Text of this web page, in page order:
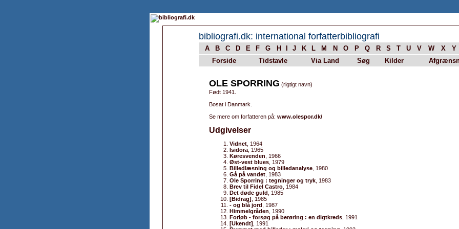
bibliografi.dk: international forfatterbibliografi
A B C D E F G H J K L M N O P Q R S T U V W X Y
Forside
Tidstavle Via Land Søg Kilder
OLE SPORRING (rigtigt navn)
Født 1941.
Bosat i Danmark.
Se mere om forfatteren på: www.olespor.dk/
Udgivelser
Vidnet , 1964
Isidora , 1965
Køresvenden , 1966
Øst-vest blues , 1979
Billedlæsning og billedanalyse , 1980
Gå på vandet , 1983
Ole Sporring : tegninger og tryk , 1983
Brev til Fidel Castro , 1984
Det døde guld , 1985
[Bidrag] , 1985
- og blå jord , 1987
Himmelgråden , 1990
Forløb - forsøg på berøring : en digtkreds , 1991
[Ukendt] , 1991